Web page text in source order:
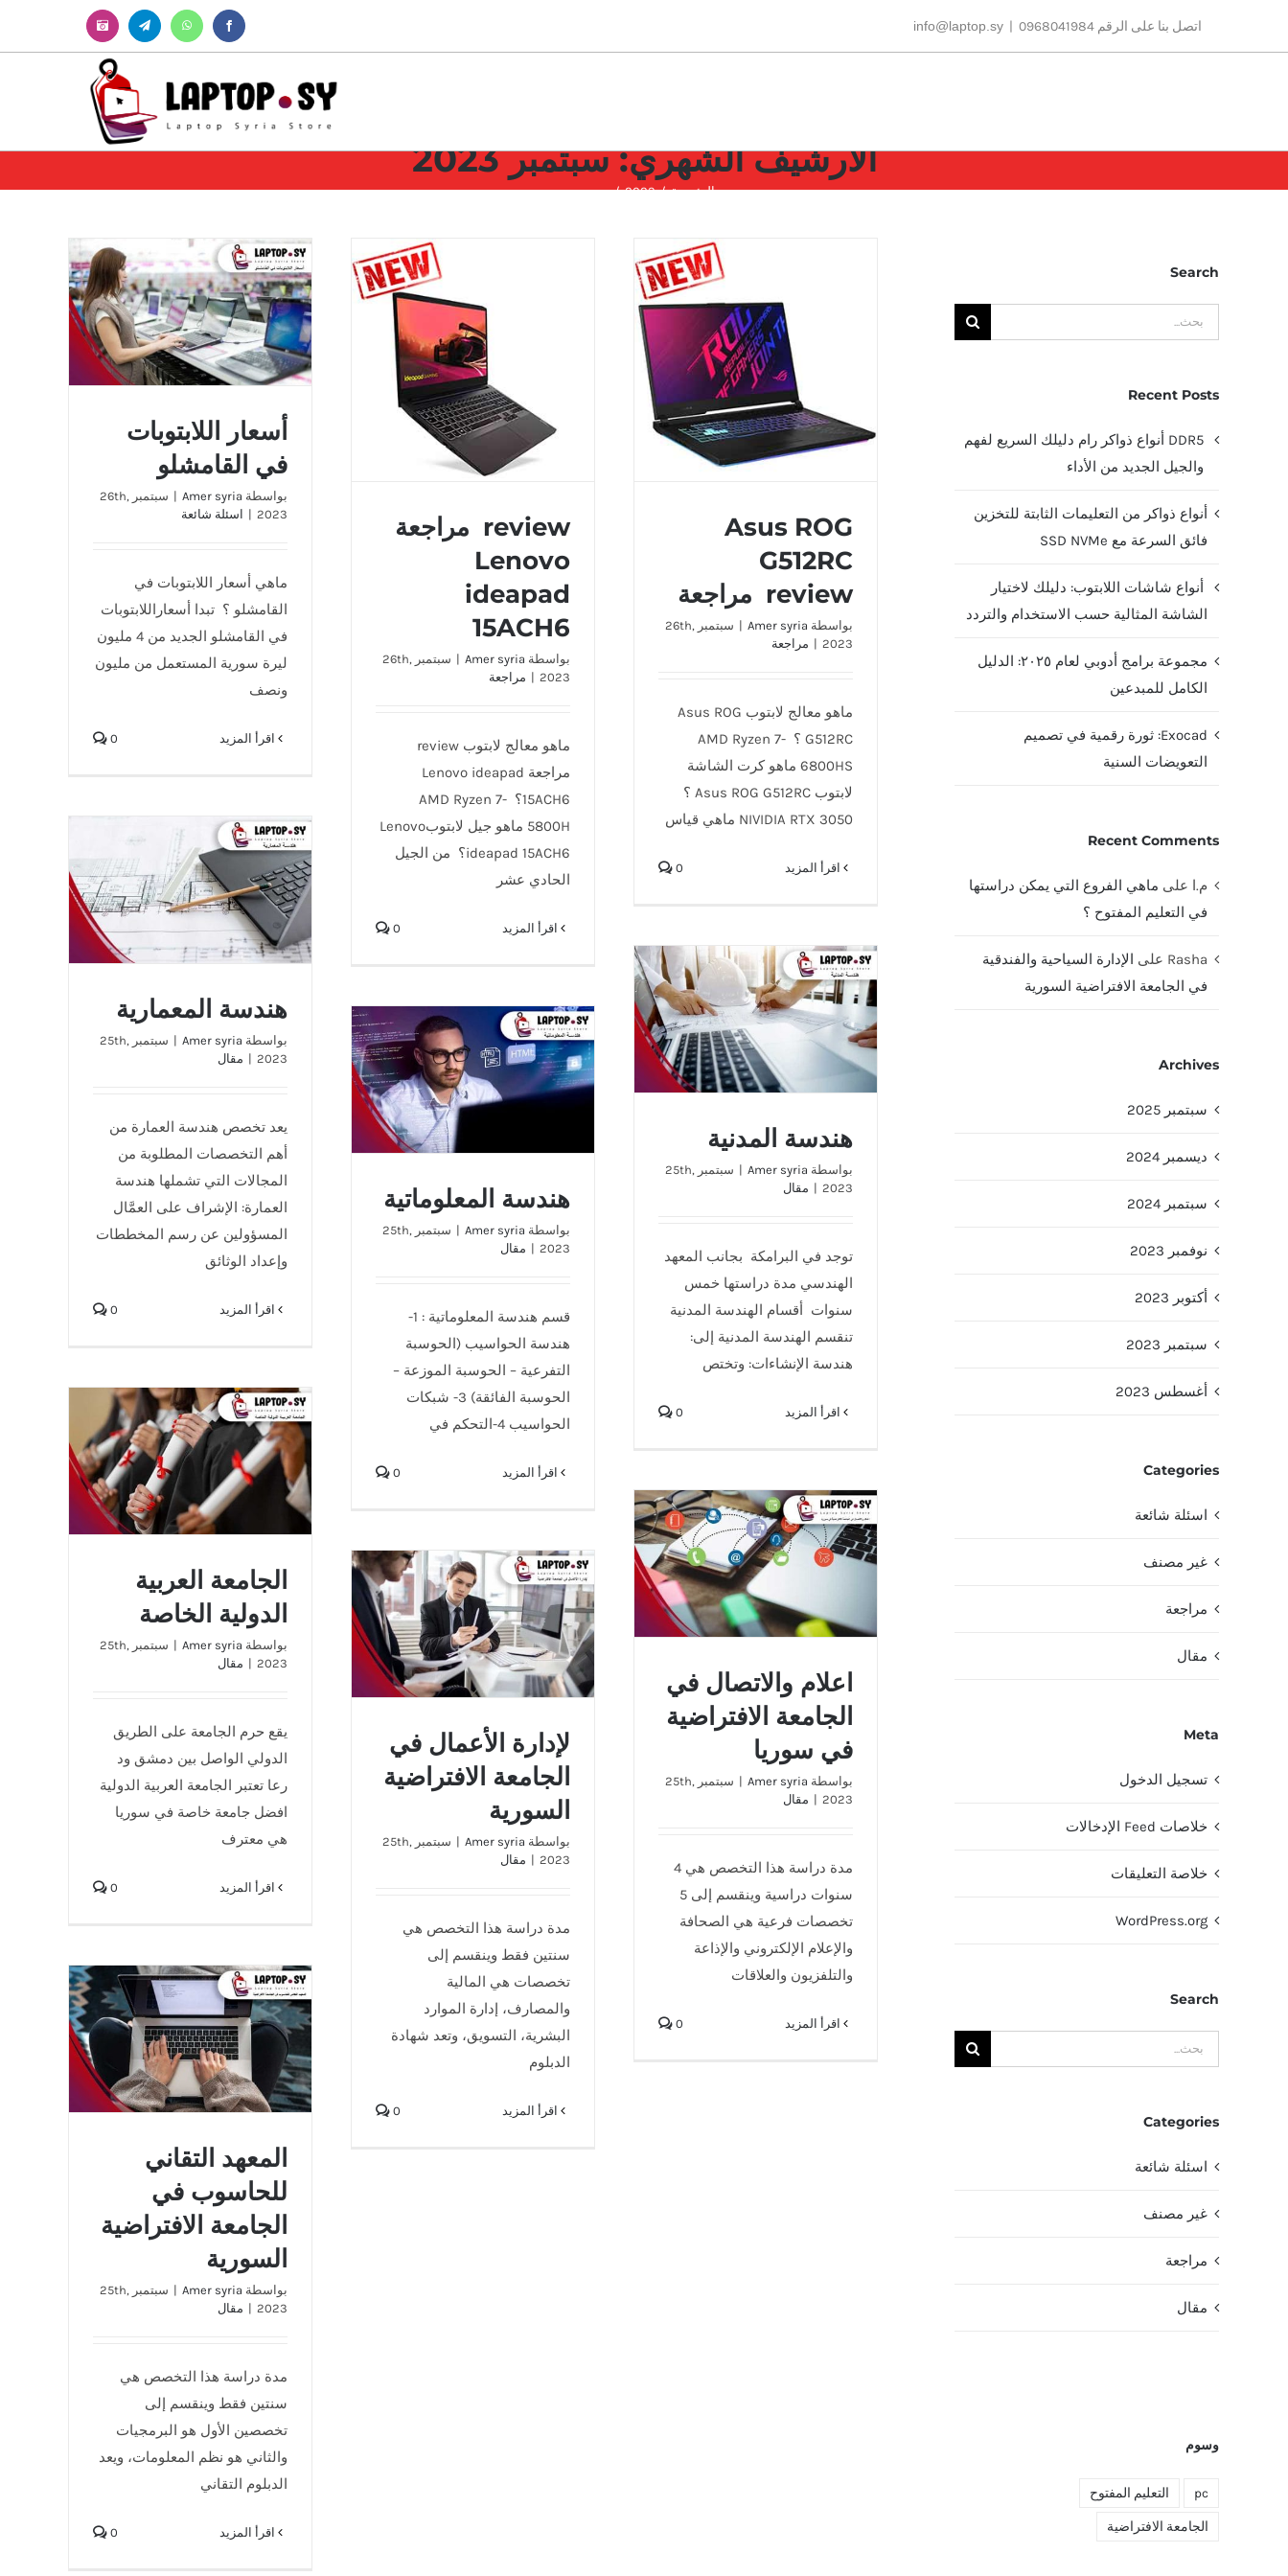
اتصل بنا على الرقم 0968041984 |
info@laptop.sy
Facebook
WhatsApp
Telegram
Instagram
الأرشيف الشهري:سبتمبر 2023
الرئيسية 2023 سبتمبر
مراجعة
Asus ROG
G512RC
review مراجعة
بواسطة Amer syria
|
سبتمبر 26th,
2023
| مراجعة
ماهو معالج لابتوب Asus ROG
G512RC ؟ AMD Ryzen 7-
6800HS ماهو كرت الشاشة
لابتوب Asus ROG G512RC ؟
NIVIDIA RTX 3050 ماهي قياس
0
review مراجعة Lenovo
ideapad 15ACH6
review مراجعة
Lenovo
ideapad
15ACH6
بواسطة Amer syria
|
سبتمبر 26th,
2023
| مراجعة
مراجعة Lenovo ideapad
15ACH6؟ AMD Ryzen 7-
5800H ماهو جيل لابتوبLenovo
ideapad 15ACH6؟ من الجيل
الحادي عشر
0
أسعار اللابتوبات في القامشلو
أسعار اللابتوبات
في القامشلو
بواسطة Amer syria
|
سبتمبر 26th,
2023
| اسئلة شائعة
ماهي أسعار اللابتوبات في
القامشلو ؟ تبدا أسعاراللابتوبات
في القامشلو الجديد من 4 مليون
ليرة سورية المستعمل من مليون
ونصف
0
هندسة المعمارية
هندسة المعمارية
بواسطة Amer syria
|
سبتمبر 25th,
2023
| مقال
يعد تخصص هندسة العمارة من
أهم التخصصات المطلوبة من
المجالات التي تشملها هندسة
العمارة: الإشراف على العمَّال
المسؤولين عن رسم المخططات
وإعداد الوثائق
0
هندسة المدنية
هندسة المدنية
بواسطة Amer syria
|
سبتمبر 25th,
2023
| مقال
توجد في البرامكة بجانب المعهد
الهندسي مدة دراستها خمس
سنوات أقسام الهندسة المدنية
تنقسم الهندسة المدنية إلى:
هندسة الإنشاءات: وتختص
0
هندسة المعلوماتية
هندسة المعلوماتية
بواسطة Amer syria
|
سبتمبر 25th,
2023
| مقال
قسم هندسة المعلوماتية : 1-
هندسة الحواسيب (الحوسبة
التفرعية – الحوسبة الموزعة –
الحوسبة الفائقة) 3- شبكات
الحواسيب 4-التحكم في
0
الجامعة العربية الدولية الخاصة
الجامعة العربية
الدولية الخاصة
بواسطة Amer syria
|
سبتمبر 25th,
2023
| مقال
يقع حرم الجامعة على الطريق
الدولي الواصل بين دمشق ود
رعا تعتبر الجامعة العربية الدولية
افضل جامعة خاصة في سوريا
هي معترف
0
اعلام والاتصال في الجامعة
الافتراضية في سوريا
اعلام والاتصال في
الجامعة الافتراضية
في سوريا
بواسطة Amer syria
|
سبتمبر 25th,
2023
| مقال
مدة دراسة هذا التخصص هي 4
سنوات دراسية وينقسم إلى 5
تخصصات فرعية هي الصحافة
والإعلام الإلكتروني والإذاعة
والتلفزيون والعلاقات
0
لإدارة الأعمال في الجامعة
الافتراضية السورية
لإدارة الأعمال في
الجامعة الافتراضية
السورية
بواسطة Amer syria
|
سبتمبر 25th,
2023
| مقال
مدة دراسة هذا التخصص هي
سنتين فقط وينقسم إلى
تخصصات هي المالية
والمصارف، إدارة الموارد
البشرية، التسويق، وتعد شهادة
الدبلوم
0
المعهد التقاني للحاسوب في
الجامعة الافتراضية السورية
المعهد التقاني
للحاسوب في
الجامعة الافتراضية
السورية
بواسطة Amer syria
|
سبتمبر 25th,
2023
| مقال
مدة دراسة هذا التخصص هي
سنتين فقط وينقسم إلى
تخصصين الأول هو البرمجيات
والثاني هو نظم المعلومات، ويعد
الدبلوم التقاني
0
Search
البحث
عن:
Recent Posts
DDR5 أنواع ذواكر رام دليلك السريع لفهم
والجيل الجديد من الأداء
أنواع ذواكر من التعليمات الثابتة للتخزين
فائق السرعة مع SSD NVMe
أنواع شاشات اللابتوب: دليلك لاختيار
الشاشة المثالية حسب الاستخدام والتردد
مجموعة برامج أدوبي لعام ٢٠٢٥: الدليل
الكامل للمبدعين
Exocad: ثورة رقمية في تصميم
التعويضات السنية
Recent Comments
م.ا على ماهي الفروع التي يمكن دراستها
في التعليم المفتوح ؟
Rasha على الإدارة السياحية والفندقية
في الجامعة الافتراضية السورية
Archives
سبتمبر 2025
ديسمبر 2024
سبتمبر 2024
نوفمبر 2023
أكتوبر 2023
سبتمبر 2023
أغسطس 2023
Categories
اسئلة شائعة
غير مصنف
مراجعة
مقال
Meta
تسجيل الدخول
خلاصات Feed الإدخالات
خلاصة التعليقات
WordPress.org
Search
البحث
عن:
Categories
اسئلة شائعة
غير مصنف
مراجعة
مقال
وسوم
pc التعليم المفتوح
الجامعة الافتراضية